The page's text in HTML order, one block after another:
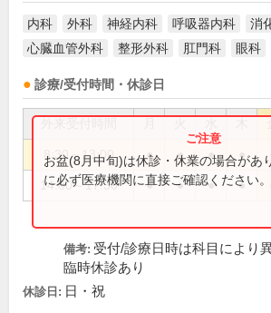
内科 外科 神経内科 呼吸器内科 消
心臓血管外科
整形外科 肛門科 眼科
診療/受付時間・休診日
8:30～13:00 ● ● ● ●
14:00～17:30 ● ● ● ●
お盆(8月中旬)は休診・休業の場合があ
に必ず医療機関に直接ご確認ください。
備考: 受付/診療日時は科目により
臨時休診あり
休診日: 日・祝